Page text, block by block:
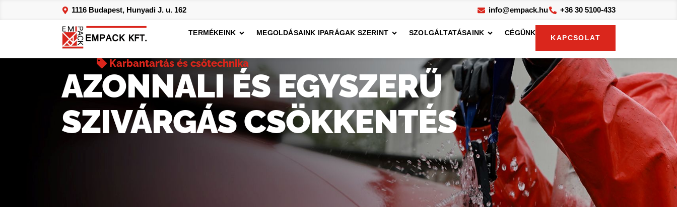
1116 Budapest, Hunyadi J. u. 162 info@empack.hu +36 30 5100-433
TERMÉKEINK MEGOLDÁSAINK IPARÁGAK SZERINT SZOLGÁLTATÁSAINK CÉGÜNK
KAPCSOLAT
Karbantartás és csőtechnika
AZONNALI ÉS EGYSZERŰ
SZIVÁRGÁS CSÖKKENTÉS